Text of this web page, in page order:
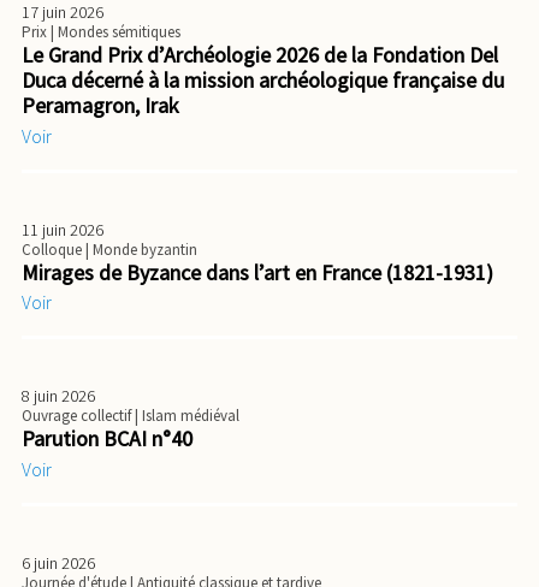
17 juin 2026
Prix| Mondes sémitiques
Le Grand Prix d’Archéologie 2026 de la Fondation Del
Duca décerné à la mission archéologique française du
Peramagron, Irak
Voir
11 juin 2026
Colloque| Monde byzantin
Mirages de Byzance dans l’art en France (1821-1931)
Voir
8 juin 2026
Ouvrage collectif| Islam médiéval
Parution BCAI n°40
Voir
6 juin 2026
Journée d'étude| Antiquité classique et tardive